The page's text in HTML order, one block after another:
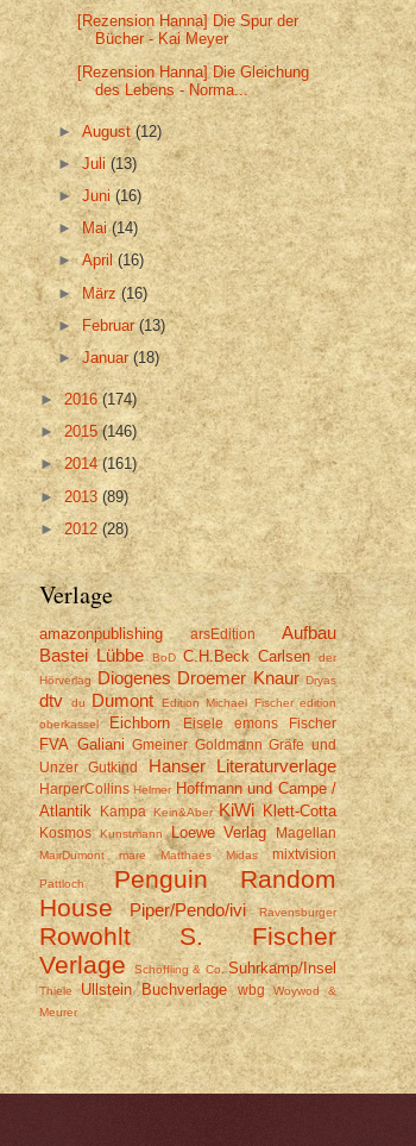
[Rezension Hanna] Die Spur der
Bücher - Kai Meyer
[Rezension Hanna] Die Gleichung
des Lebens - Norma...
►August(12)
►Juli(13)
►Juni(16)
►Mai(14)
►April(16)
►März(16)
► Februar(13)
►Januar(18)
►2016(174)
►2015(146)
►2014(161)
►2013 (89)
►2012(28)
Verlage
amazonpublishing arsEdition
Aufbau
Bastei Lübbe
BoD C.H.Beck Carlsen
der
Hörverlag Diogenes Droemer Knaur Dryas
dtv du Dumont Edition Michael Fischer edition
oberkassel
Eichborn Eisele emons Fischer
FVA Galiani Gmeiner Goldmann Gräfe und
Unzer
Gutkind Hanser Literaturverlage
HarperCollins Helmer Hoffmann und Campe /
Atlantik
Kampa Kein&Aber KiWi Klett-Cotta
Kosmos Kunstmann Loewe Verlag Magellan
MairDumont mare Matthaes Midas mixtvision
Pattloch
Penguin Random
House
Piper/Pendo/ivi Ravensburger
Rowohlt
S. Fischer
Verlage
Schöffling & Co. Suhrkamp/Insel
Thiele Ullstein Buchverlage wbg
Woywod &
Meurer